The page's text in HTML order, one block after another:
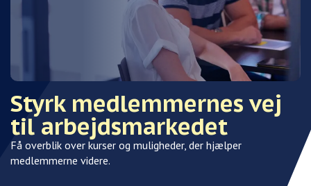
Styrk medlemmernes vej
til arbejdsmarkedet
Få overblik over kurser og muligheder, der hjælper
medlemmerne videre.